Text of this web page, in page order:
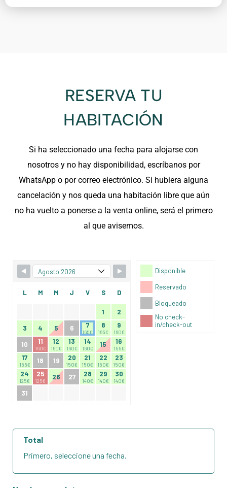
RESERVA TU
HABITACIÓN
Si ha seleccionado una fecha para alojarse con
nosotros y no hay disponibilidad, escríbanos por
WhatsApp o por correo electrónico. Si hubiera alguna
cancelación y nos queda una habitación libre que aún
no ha vuelto a ponerse a la venta online, será el primero
al que avisemos.
Disponible
Reservado
Bloqueado
No check-
in/check-out
L M M J V S D
1
2
3
4 5 6 7
165€
8
165€
9
160€
10 11
160€
12
160€
13
160€
14
160€ 15 16
155€
17
155€ 18 19 20
150€
21
150€
22
150€
23
150€
24
125€
25
125€ 26 27 28
140€
29
140€
30
140€
31
Total
Primero, seleccione una fecha.